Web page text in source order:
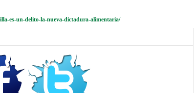
es-un-delito-la-nueva-dictadura-alimentaria/